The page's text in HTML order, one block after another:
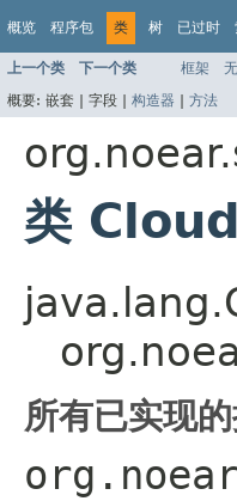
概览 程序包 类 树 已过时
上一个类 下一个类 框架
概要: 嵌套 | 字段 | 构造器 | 方法
类
所有已实现